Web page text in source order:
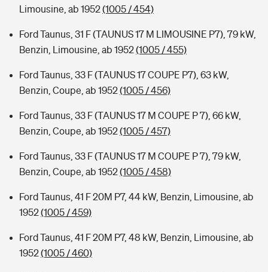
Limousine, ab 1952(1005 / 454)
Ford Taunus, 31 F (TAUNUS 17 M LIMOUSINE P7), 79 kW,
Benzin, Limousine, ab 1952(1005 / 455)
Ford Taunus, 33 F (TAUNUS 17 COUPE P7), 63 kW,
Benzin, Coupe, ab 1952(1005 / 456)
Ford Taunus, 33 F (TAUNUS 17 M COUPE P 7), 66 kW,
Benzin, Coupe, ab 1952(1005 / 457)
Ford Taunus, 33 F (TAUNUS 17 M COUPE P 7), 79 kW,
Benzin, Coupe, ab 1952(1005 / 458)
Ford Taunus, 41 F 20M P7, 44 kW, Benzin, Limousine, ab
1952(1005 / 459)
Ford Taunus, 41 F 20M P7, 48 kW, Benzin, Limousine, ab
1952(1005 / 460)